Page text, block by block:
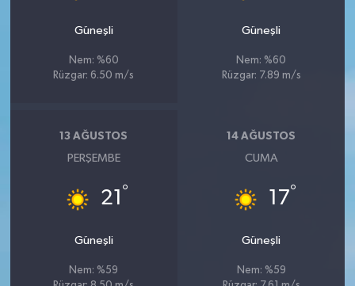
Güneşli
Nem: %60
Rüzgar: 6.50 m/s
Güneşli
Nem: %60
Rüzgar: 7.89 m/s
13 AĞUSTOS
PERŞEMBE
21 °
Güneşli
Nem: %59
14 AĞUSTOS
CUMA
17°
Güneşli
Nem: %59